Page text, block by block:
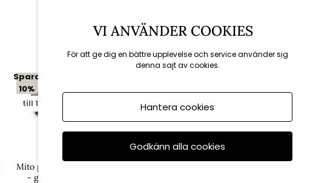
Spara
10%
till 16/8
Mito parasollfot 50 kg
- grå grov granit
VI ANVÄNDER COOKIES
För att ge dig en bättre upplevelse och service använder sig
denna sajt av cookies.
Hantera cookies
Godkänn alla cookies